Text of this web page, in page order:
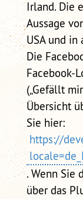
Irland. Die
Aussage
USA und
Die
Facebook-
(„Gefällt
Übersicht
Sie hier:
https://
. Wenn Sie
über das